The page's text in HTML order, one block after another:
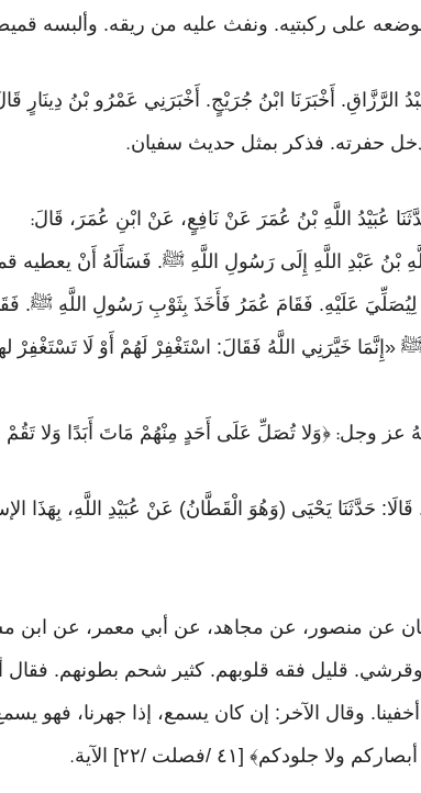
على ركبتيه. ونفث عليه من ريقه. وألبسه
عَبْدُ الرَّزَّاقِ. أَخْبَرَنَا ابْنُ جُرَيْجٍ. أَخْبَرَنِي عَمْرُو بْنُ
أدخل حفرته. فذكر بمثل حديث سفيان.
:
بْنُ عَبْدِ اللَّهِ إِلَى رَسُولِ اللَّهِ ﷺ. فَسَأَلَهُ أَنْ يعطيه
عَلَيْهِ. فَقَامَ عُمَرُ فَأَخَذَ بِثَوْبِ رَسُولِ اللَّهِ ﷺ.
خَيَّرَنِي اللَّهُ فَقَالَ: اسْتَغْفِرْ لَهُمْ أَوْ لَا تَسْتَغْفِرْ
عز وجل: ﴿وَلا تُصَلِّ عَلَى أَحَدٍ مِنْهُمْ مَاتَ أَبَدًا وَلا تَقُمْ عَلَى
قَالَا: حَدَّثَنَا يَحْيَى (وَهُوَ الْقَطَّانُ) عَنْ عُبَيْدِ اللَّهِ، بِهَذَا
وقرشي. قليل فقه قلوبهم. كثير شحم بطونهم. فقال
وقال الآخر: إن كان يسمع، إذا جهرنا، فهو يسمع
[٤١ /فصلت /٢٢] الآية .